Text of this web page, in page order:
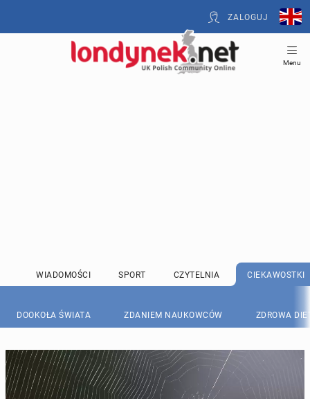
ZALOGUJ
Menu
WIADOMOŚCI SPORT CZYTELNIA CIEKAWOSTKI
DOOKOŁA ŚWIATA ZDANIEM NAUKOWCÓW ZDROWA